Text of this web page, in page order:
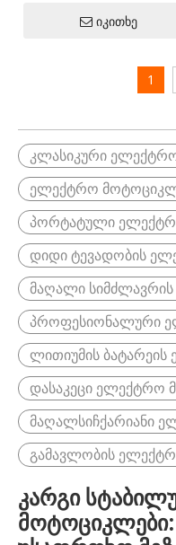
იკითხე
1
კლასიკური
ელექტრო
პორტატული
დიდი ტევადობის
მაღალი
პროფესიონალური
ლითიუმის
დასაკეცი ელექტრო
მაღალსიჩქარიანი
გამავლობის
კარგი